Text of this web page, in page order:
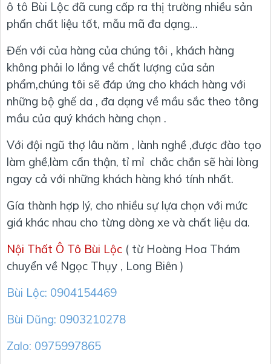
ô tô Bùi Lộc đã cung cấp ra thị trường nhiều sản
phẩn chất liệu tốt, mẫu mã đa dạng…
Đến với của hàng của chúng tôi , khách hàng
không phải lo lắng về chất lượng của sản
phẩm,chúng tôi sẽ đáp ứng cho khách hàng với
những bộ ghế da , đa dạng về mầu sắc theo tông
mầu của quý khách hàng chọn .
Với đội ngũ thợ lâu năm , lành nghề ,được đào tạo
làm ghề,làm cẩn thận, tỉ mỉ chắc chắn sẽ hài lòng
ngay cả với những khách hàng khó tính nhất.
Gía thành hợp lý, cho nhiều sự lựa chọn với mức
giá khác nhau cho từng dòng xe và chất liệu da.
Nội Thất Ô Tô Bùi Lộc ( từ Hoàng Hoa Thám
chuyển về Ngọc Thụy , Long Biên )
Bùi Lộc: 0904154469
Bùi Dũng: 0903210278
Zalo: 0975997865